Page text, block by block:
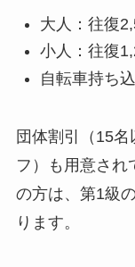
大人：往復
小人：往復
自転車持ち
団体割引（15
フ）も用意され
の方は、第1級
ります。